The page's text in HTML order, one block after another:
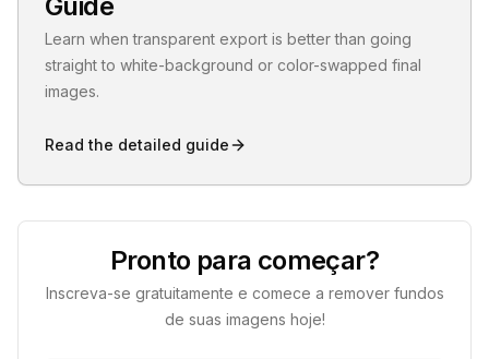
Learn when transparent export is better than going
straight to white-background or color-swapped final
images.
Read the detailed guide
Pronto para começar?
Inscreva-se gratuitamente e comece a remover fundos
de suas imagens hoje!